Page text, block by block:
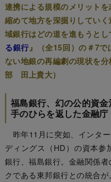
連携による規模のメリット
縮めて地方を深掘りしてい
域銀行はどの道を進もうと
る銀行』（全15回）の＃7で
ない地銀の再編劇の現状を
部 田上貴大）
福島銀行、幻の公的資
手のひらを返した金融庁
昨年11月に突如、インタ
ディングス（HD）の資本参
銀行、福島銀行。金融関係
クである東邦銀行との統合